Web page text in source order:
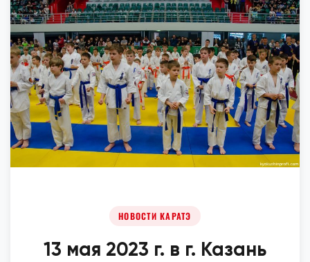
НОВОСТИ КАРАТЭ
13 мая 2023 г. в г. Казань